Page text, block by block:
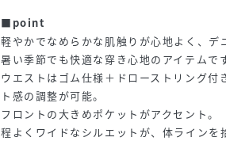
■point
軽やかでなめらかな肌触りが心地よく、デ
暑い季節でも快適な穿き心地のアイテムです
ウエストはゴム仕様＋ドローストリング付
ト感の調整が可能。
フロントの大きめポケットがアクセント。
程よくワイドなシルエットが、体ラインを